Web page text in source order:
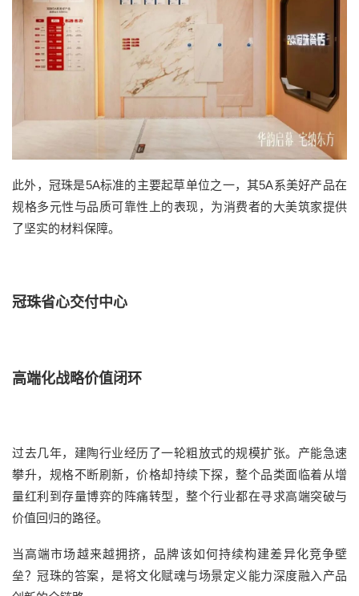
此外，冠珠是5A标准的主要起草单位之一，其5A系美好产品在
规格多元性与品质可靠性上的表现，为消费者的大美筑家提供
了坚实的材料保障。
冠珠省心交付中心
高端化战略价值闭环
过去几年，建陶行业经历了一轮粗放式的规模扩张。产能急速
攀升，规格不断刷新，价格却持续下探，整个品类面临着从增
量红利到存量博弈的阵痛转型，整个行业都在寻求高端突破与
价值回归的路径。
当高端市场越来越拥挤，品牌该如何持续构建差异化竞争壁
垒？冠珠的答案，是将文化赋魂与场景定义能力深度融入产品